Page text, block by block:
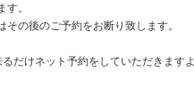
。
の後のご予約をお断り致します。
だけネット予約をしていただきます